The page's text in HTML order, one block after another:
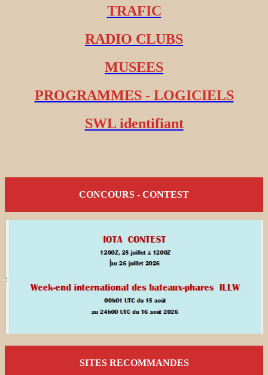
TRAFIC
RADIO CLUBS
MUSEES
PROGRAMMES - LOGICIELS
SWL identifiant
CONCOURS - CONTEST
SITES RECOMMANDES